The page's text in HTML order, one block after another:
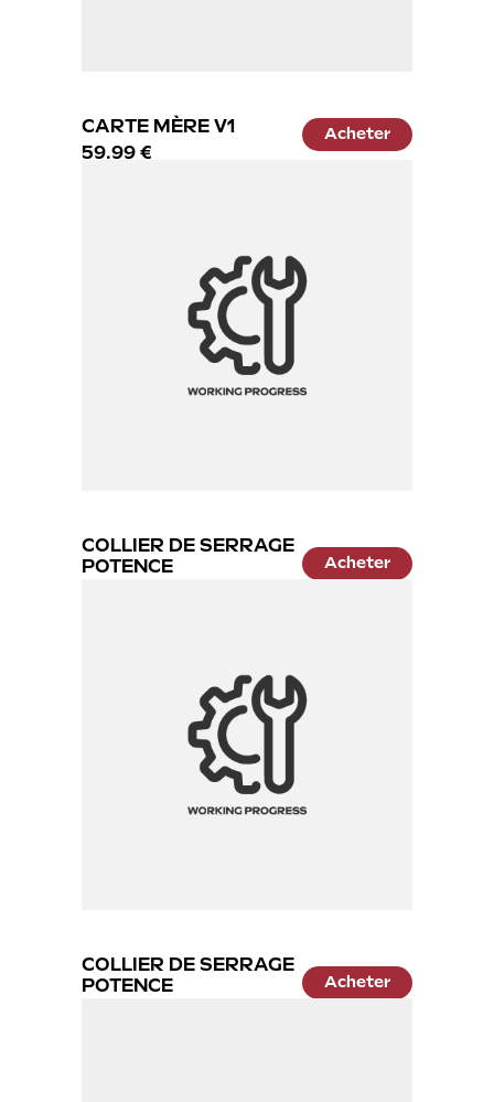
CARTE MÈRE V1
59.99 €
Acheter
COLLIER DE SERRAGE
POTENCE
Acheter
COLLIER DE SERRAGE
POTENCE
Acheter